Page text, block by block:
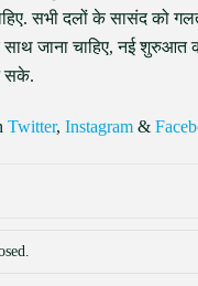
सभी दलों के सासंद को
जाना चाहिए, नई
सके.
Twitter, Instagram &